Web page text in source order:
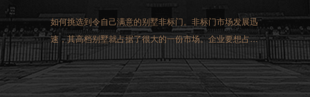
如何挑选到令自己满意的别墅非标门。非标门市场发展迅
速，其高档别墅就占据了很大的一份市场。企业要想占得
这一市场，选择生产的非标门就必须符合国家生产的标
准。同时做好三方面的工作：过硬的质量、先进的技术和
良好的品牌形象。在高档别墅在装修过程中，非标门是比